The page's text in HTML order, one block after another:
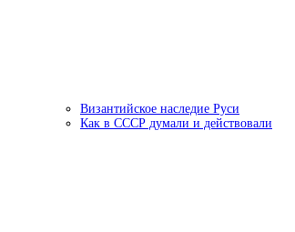
Византийское наследие Руси
Как в СССР думали и действовали